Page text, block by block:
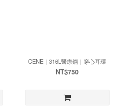
CENE｜316L醫療鋼｜穿心耳環
NT$750